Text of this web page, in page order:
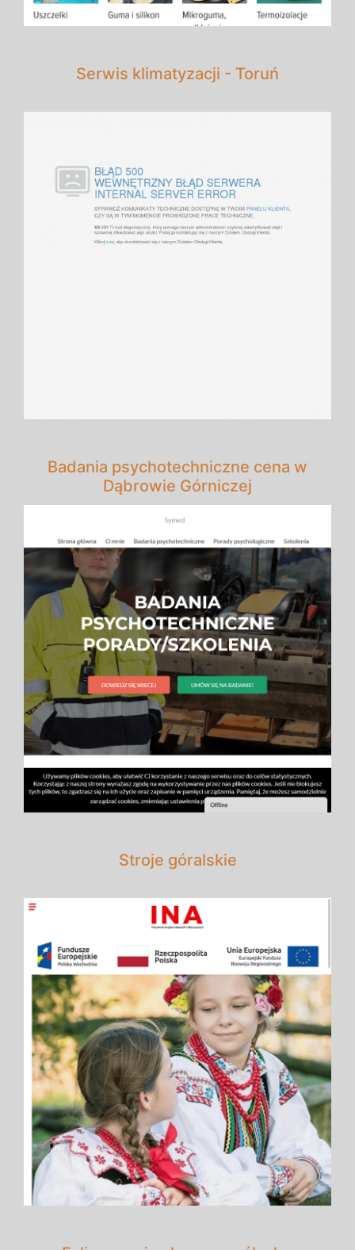
Serwis klimatyzacji - Toruń
Badania psychotechniczne cena w
Dąbrowie Górniczej
Stroje góralskie